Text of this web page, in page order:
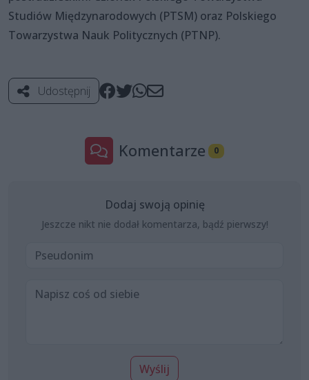
Studiów Międzynarodowych (PTSM) oraz Polskiego
Towarzystwa Nauk Politycznych (PTNP).
Udostępnij
Komentarze 0
Dodaj swoją opinię
Jeszcze nikt nie dodał komentarza, bądź pierwszy!
Wyślij